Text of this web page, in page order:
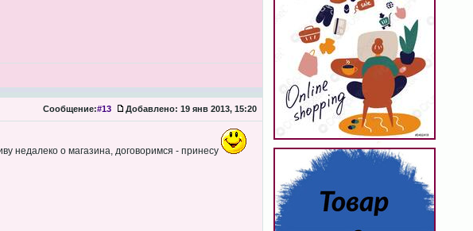
Сообщение:#13 Добавлено: 19 янв 2013, 15:20
недалеко о магазина, договоримся - принесу